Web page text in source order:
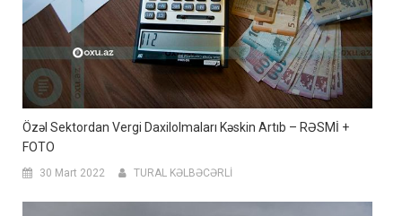
Özəl Sektordan Vergi Daxilolmaları Kəskin Artıb – RƏSMİ +
FOTO
30 Mart 2022 TURAL KƏLBƏCƏRLİ